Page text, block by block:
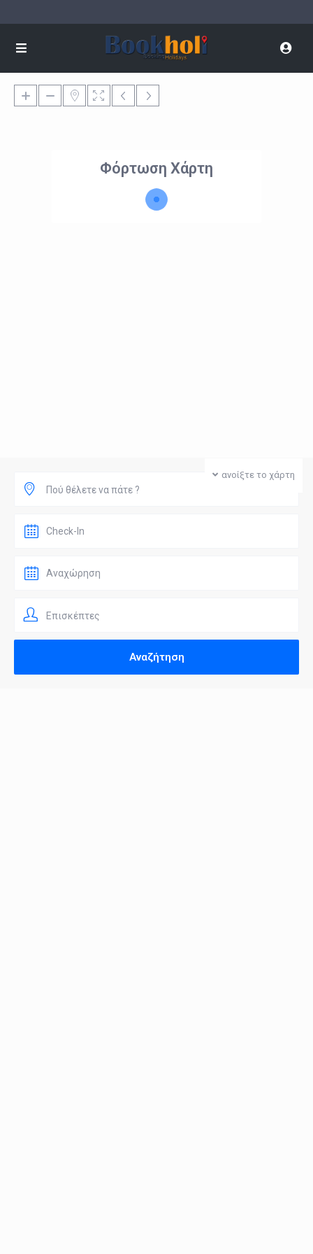
Φόρτωση Χάρτη
ανοίξτε το χάρτη
Πού θέλετε να πάτε ?
Επισκέπτες